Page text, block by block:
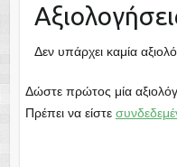
Δεν υπάρχει καμία
Δώστε πρώτος μία
Πρέπει να είστε